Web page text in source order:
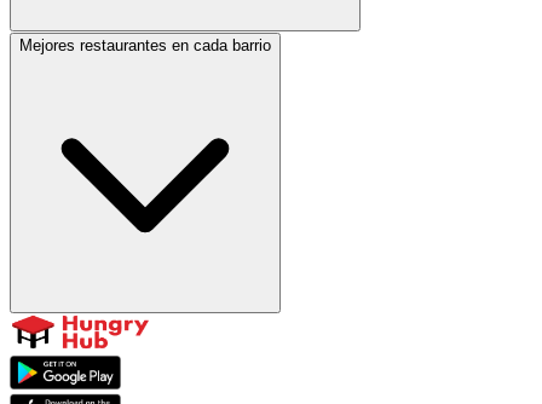
Mejores restaurantes en cada barrio